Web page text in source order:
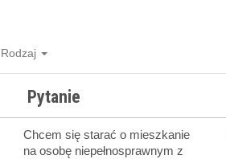
Rodzaj
Pytanie
Chcem się starać o mieszkanie
na osobę niepełnosprawnym z